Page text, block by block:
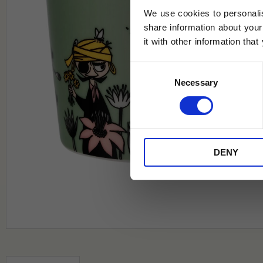
We use cookies to
share information about
it with other information that
Necessary
DENY
Jag samtycker till Tehuset Javas
* Rabatten gäller endast online på
på ordinarie priser och kan ej